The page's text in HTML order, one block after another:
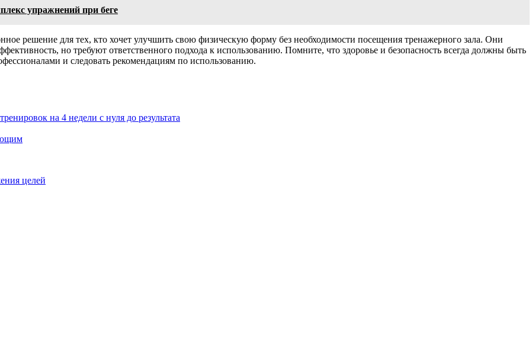
упражнений при беге
решение для тех, кто хочет улучшить свою физическую форму без необходимости посещения тренажерного зала. Они
но требуют ответственного подхода к использованию. Помните, что здоровье и безопасность всегда должны быть
и следовать рекомендациям по использованию.
на 4 недели с нуля до результата
целей